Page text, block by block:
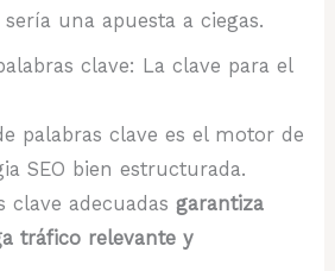
una apuesta a ciegas.
clave: La clave para el
palabras clave es el motor de
SEO bien estructurada.
clave adecuadasgarantiza
tráfico relevante y